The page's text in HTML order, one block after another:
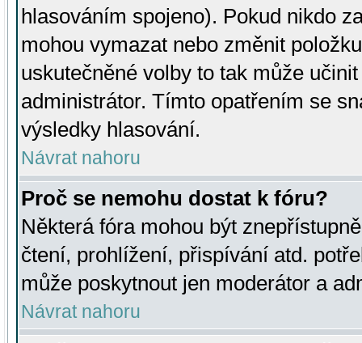
hlasováním spojeno). Pokud nikdo
mohou vymazat nebo změnit
uskutečněné volby to tak může
administrátor. Tímto opatřením se
výsledky hlasování.
Návrat nahoru
Proč se nemohu dostat k fóru?
Některá fóra mohou být
čtení, prohlížení, přispívání atd.
může poskytnout jen moderátor a
Návrat nahoru